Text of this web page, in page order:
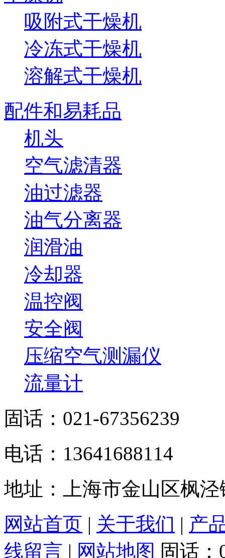
吸附式干燥机
冷冻式干燥机
溶解式干燥机
配件和易耗品
机头
空气滤清器
油过滤器
油气分离器
润滑油
冷却器
温控阀
安全阀
压缩空气测漏仪
流量计
固话：021-67356239
电话：13641688114
地址：上海市金山区枫
网站首页 | 关于我们 | 产
线留言 | 网站地图 固话